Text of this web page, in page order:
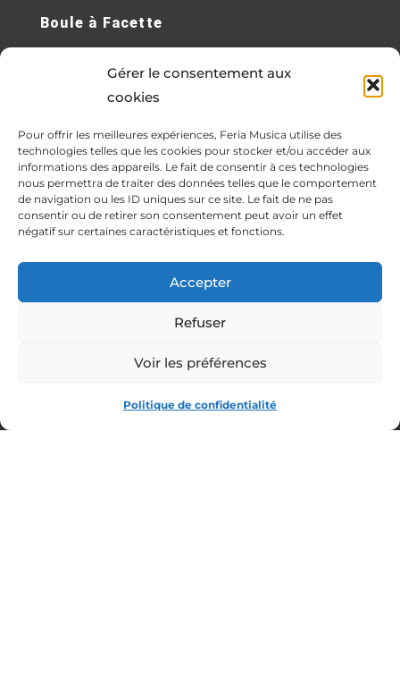
Gérer le consentement aux
cookies
Pour offrir les meilleures expériences, Feria Musica utilise des
technologies telles que les cookies pour stocker et/ou accéder aux
informations des appareils. Le fait de consentir à ces technologies
nous permettra de traiter des données telles que le comportement
de navigation ou les ID uniques sur ce site. Le fait de ne pas
consentir ou de retirer son consentement peut avoir un effet
négatif sur certaines caractéristiques et fonctions.
Accepter
Refuser
Voir les préférences
Politique de confidentialité
Boule à Facette
Home Cinéma sans Fil
Piano à queue
Micro Karaoké
Clarinette Basse
Trombones
Enceintes de Monitoring